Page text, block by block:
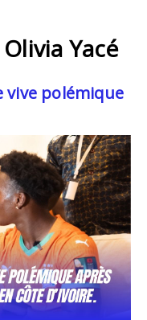
Yacé
vive polémique